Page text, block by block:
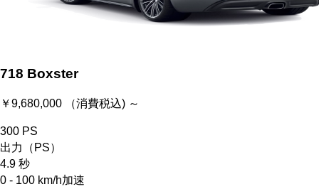
718 Boxster
￥9,680,000 （消費税込) ～
300 PS
出力（PS）
4.9 秒
0 - 100 km/h加速